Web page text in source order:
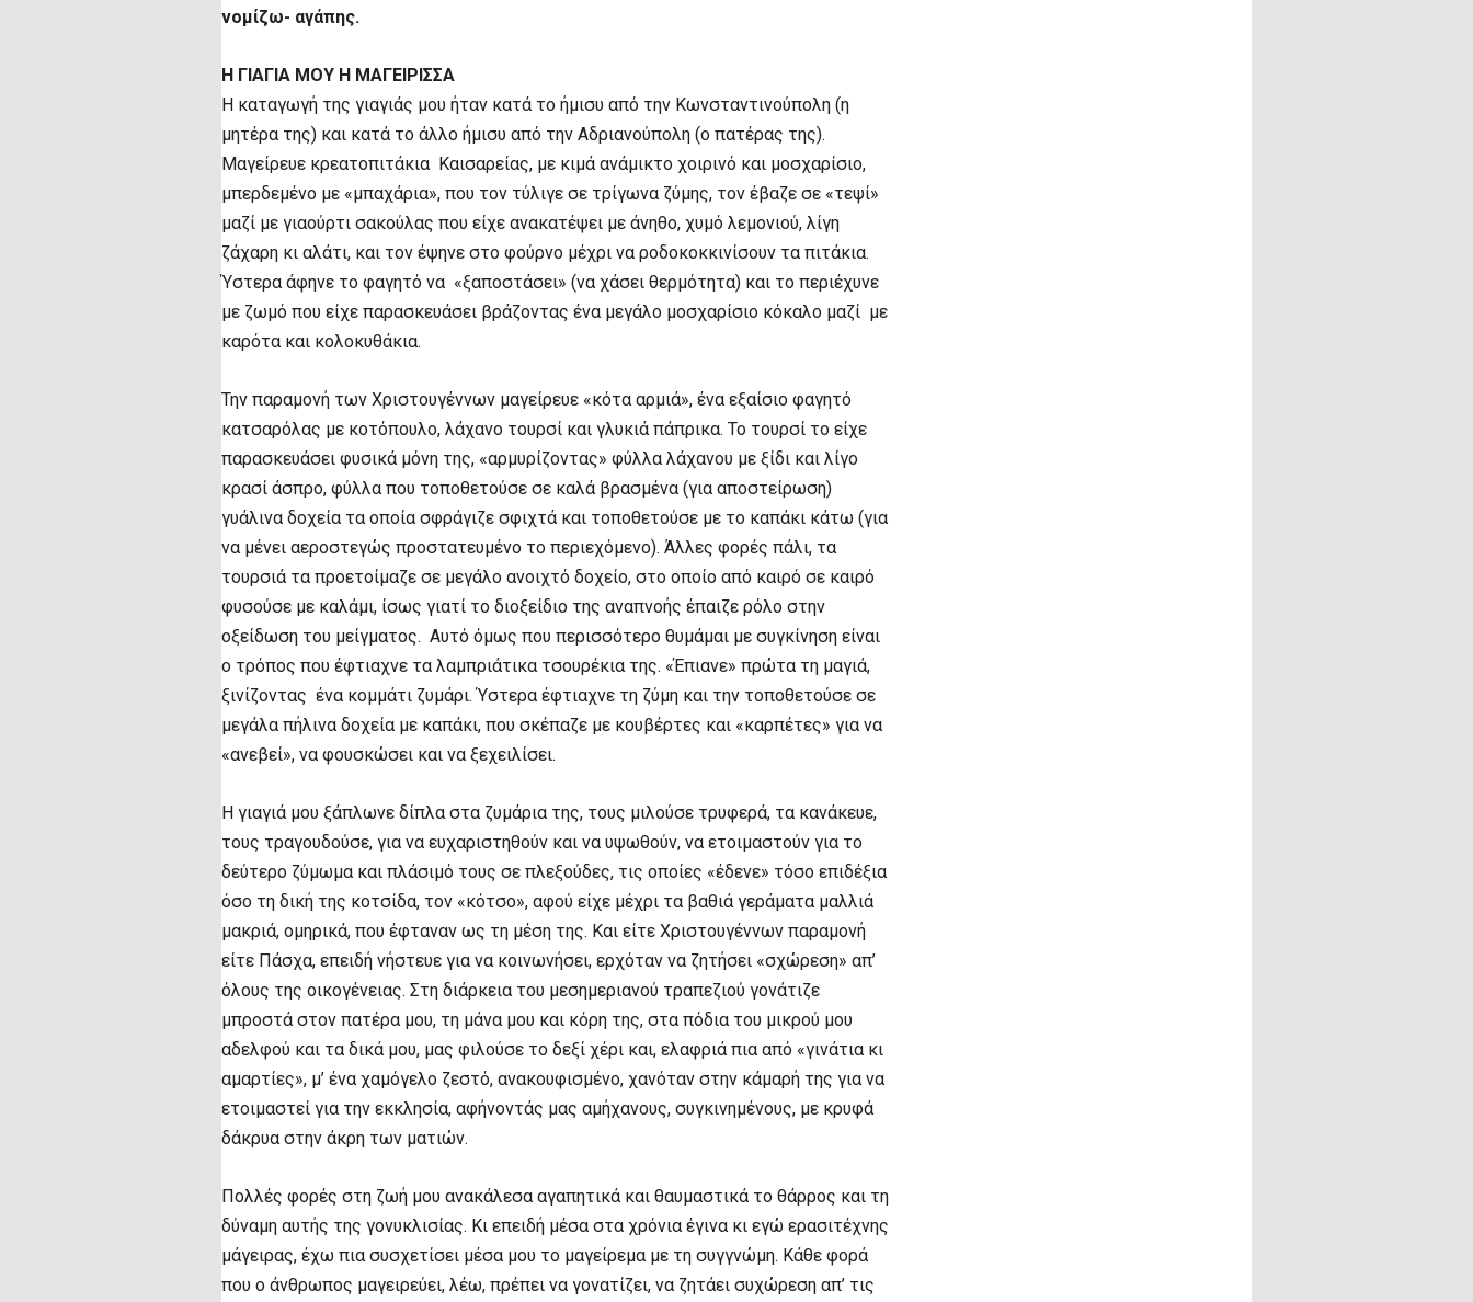
νομίζω- αγάπης.
Η ΓΙΑΓΙΑ ΜΟΥ Η ΜΑΓΕΙΡΙΣΣΑ
Η καταγωγή της γιαγιάς μου ήταν κατά το ήμισυ από την Κωνσταντινούπολη (η
μητέρα της) και κατά το άλλο ήμισυ από την Αδριανούπολη (ο πατέρας της).
Μαγείρευε κρεατοπιτάκια Καισαρείας, με κιμά ανάμικτο χοιρινό και μοσχαρίσιο,
μπερδεμένο με «μπαχάρια», που τον τύλιγε σε τρίγωνα ζύμης, τον έβαζε σε «τεψί»
μαζί με γιαούρτι σακούλας που είχε ανακατέψει με άνηθο, χυμό λεμονιού, λίγη
ζάχαρη κι αλάτι, και τον έψηνε στο φούρνο μέχρι να ροδοκοκκινίσουν τα πιτάκια.
Ύστερα άφηνε το φαγητό να «ξαποστάσει» (να χάσει θερμότητα) και το περιέχυνε
με ζωμό που είχε παρασκευάσει βράζοντας ένα μεγάλο μοσχαρίσιο κόκαλο μαζί με
καρότα και κολοκυθάκια.
Την παραμονή των Χριστουγέννων μαγείρευε «κότα αρμιά», ένα εξαίσιο φαγητό
κατσαρόλας με κοτόπουλο, λάχανο τουρσί και γλυκιά πάπρικα. Το τουρσί το είχε
παρασκευάσει φυσικά μόνη της, «αρμυρίζοντας» φύλλα λάχανου με ξίδι και λίγο
κρασί άσπρο, φύλλα που τοποθετούσε σε καλά βρασμένα (για αποστείρωση)
γυάλινα δοχεία τα οποία σφράγιζε σφιχτά και τοποθετούσε με το καπάκι κάτω (για
να μένει αεροστεγώς προστατευμένο το περιεχόμενο). Άλλες φορές πάλι, τα
τουρσιά τα προετοίμαζε σε μεγάλο ανοιχτό δοχείο, στο οποίο από καιρό σε καιρό
φυσούσε με καλάμι, ίσως γιατί το διοξείδιο της αναπνοής έπαιζε ρόλο στην
οξείδωση του μείγματος. Αυτό όμως που περισσότερο θυμάμαι με συγκίνηση είναι
ο τρόπος που έφτιαχνε τα λαμπριάτικα τσουρέκια της. «Έπιανε» πρώτα τη μαγιά,
ξινίζοντας ένα κομμάτι ζυμάρι. Ύστερα έφτιαχνε τη ζύμη και την τοποθετούσε σε
μεγάλα πήλινα δοχεία με καπάκι, που σκέπαζε με κουβέρτες και «καρπέτες» για να
«ανεβεί», να φουσκώσει και να ξεχειλίσει.
Η γιαγιά μου ξάπλωνε δίπλα στα ζυμάρια της, τους μιλούσε τρυφερά, τα κανάκευε,
τους τραγουδούσε, για να ευχαριστηθούν και να υψωθούν, να ετοιμαστούν για το
δεύτερο ζύμωμα και πλάσιμό τους σε πλεξούδες, τις οποίες «έδενε» τόσο επιδέξια
όσο τη δική της κοτσίδα, τον «κότσο», αφού είχε μέχρι τα βαθιά γεράματα μαλλιά
μακριά, ομηρικά, που έφταναν ως τη μέση της. Και είτε Χριστουγέννων παραμονή
είτε Πάσχα, επειδή νήστευε για να κοινωνήσει, ερχόταν να ζητήσει «σχώρεση» απ’
όλους της οικογένειας. Στη διάρκεια του μεσημεριανού τραπεζιού γονάτιζε
μπροστά στον πατέρα μου, τη μάνα μου και κόρη της, στα πόδια του μικρού μου
αδελφού και τα δικά μου, μας φιλούσε το δεξί χέρι και, ελαφριά πια από «γινάτια κι
αμαρτίες», μ’ ένα χαμόγελο ζεστό, ανακουφισμένο, χανόταν στην κάμαρή της για να
ετοιμαστεί για την εκκλησία, αφήνοντάς μας αμήχανους, συγκινημένους, με κρυφά
δάκρυα στην άκρη των ματιών.
Πολλές φορές στη ζωή μου ανακάλεσα αγαπητικά και θαυμαστικά το θάρρος και τη
δύναμη αυτής της γονυκλισίας. Κι επειδή μέσα στα χρόνια έγινα κι εγώ ερασιτέχνης
μάγειρας, έχω πια συσχετίσει μέσα μου το μαγείρεμα με τη συγγνώμη. Κάθε φορά
που ο άνθρωπος μαγειρεύει, λέω, πρέπει να γονατίζει, να ζητάει συχώρεση απ’ τις